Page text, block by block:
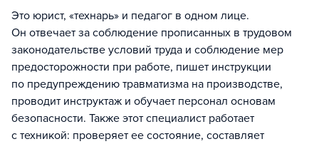
Это юрист, «технарь» и педагог в одном лице.
Он отвечает за соблюдение прописанных в трудовом
законодательстве условий труда и соблюдение мер
предосторожности при работе, пишет инструкции
по предупреждению травматизма на производстве,
проводит инструктаж и обучает персонал основам
безопасности. Также этот специалист работает
с техникой: проверяет ее состояние, составляет